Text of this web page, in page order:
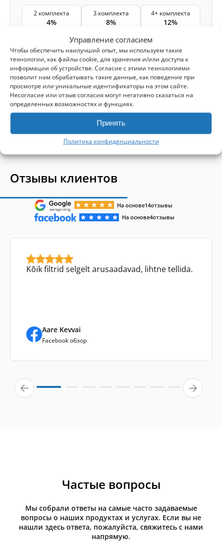
Управление согласием
Чтобы обеспечить наилучший опыт, мы используем такие
технологии, как файлы cookie, для хранения и/или доступа к
информации об устройстве. Согласие с этими технологиями
позволит нам обрабатывать такие данные, как поведение при
просмотре или уникальные идентификаторы на этом сайте.
Несогласие или отзыв согласия могут негативно сказаться на
определенных возможностях и функциях.
Принять
Политика конфиденциальности
2 комплекта
4%
3 комплекта
8%
4+ комплекта
12%
Отправка товара: 24-48 часов
1 В корзину -129,03 €
Кэшбэк-Получите 387баллов
Отзывы клиентов
На основе14отзывы
На основе4отзывы
Kõik filtrid selgelt arusaadavad, lihtne tellida.
Aare Kevvai
Facebook обзор
Частые вопросы
Мы собрали ответы на самые часто задаваемые
вопросы о наших продуктах и услугах. Если вы не
нашли здесь ответа, пожалуйста, свяжитесь с нами
напрямую.